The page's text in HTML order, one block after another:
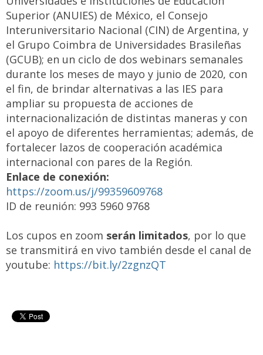
Superior (ANUIES) de México, el Consejo
Interuniversitario Nacional (CIN) de Argentina, y
el Grupo Coimbra de Universidades Brasileñas
(GCUB); en un ciclo de dos webinars semanales
durante los meses de mayo y junio de 2020, con
el fin, de brindar alternativas a las IES para
ampliar su propuesta de acciones de
internacionalización de distintas maneras y con
el apoyo de diferentes herramientas; además, de
fortalecer lazos de cooperación académica
internacional con pares de la Región.
Enlace de conexión:
https://zoom.us/j/99359609768
ID de reunión: 993 5960 9768
Los cupos en zoom serán limitados, por lo que
se transmitirá en vivo también desde el canal de
youtube: https://bit.ly/2zgnzQT